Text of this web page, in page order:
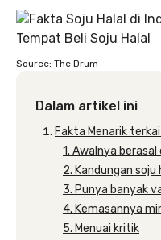
Source: The Drum
Dalam artikel ini
Fakta Menarik
1. Awalnya berasal
2. Kandungan soju
3. Punya banyak
4. Kemasannya
5. Menuai kritik